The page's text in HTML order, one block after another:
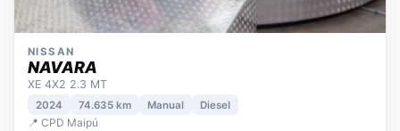
NISSAN
NAVARA
XE 4X2 2.3 MT
2024 74.635 km